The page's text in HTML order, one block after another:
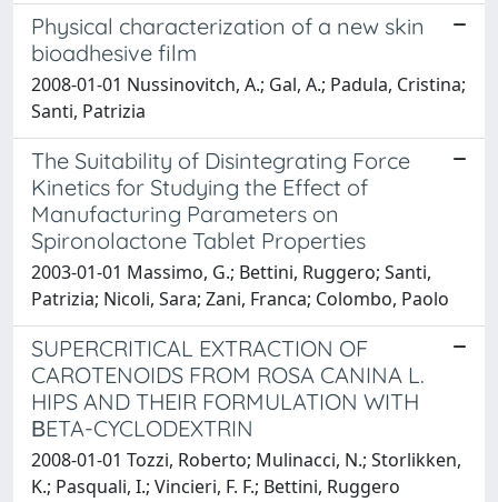
Physical characterization of a new skin
bioadhesive film
2008-01-01 Nussinovitch, A.; Gal, A.; Padula, Cristina;
Santi, Patrizia
The Suitability of Disintegrating Force
Kinetics for Studying the Effect of
Manufacturing Parameters on
Spironolactone Tablet Properties
2003-01-01 Massimo, G.; Bettini, Ruggero; Santi,
Patrizia; Nicoli, Sara; Zani, Franca; Colombo, Paolo
SUPERCRITICAL EXTRACTION OF
CAROTENOIDS FROM ROSA CANINA L.
HIPS AND THEIR FORMULATION WITH
ΒETA-CYCLODEXTRIN
2008-01-01 Tozzi, Roberto; Mulinacci, N.; Storlikken,
K.; Pasquali, I.; Vincieri, F. F.; Bettini, Ruggero